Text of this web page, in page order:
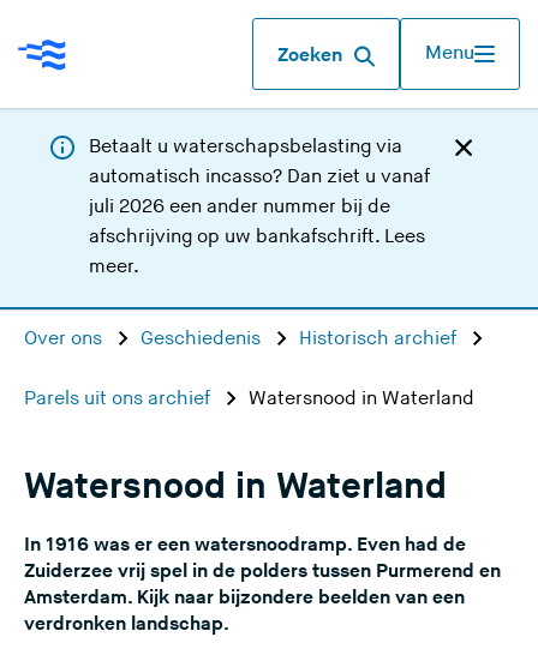
Zoeken Menu
Betaalt u waterschapsbelasting via
automatisch incasso? Dan ziet u vanaf
juli 2026 een ander nummer bij de
afschrijving op uw bankafschrift. Lees
meer.
Over ons Geschiedenis Historisch archief
Parels uit ons archief Watersnood in Waterland
Watersnood in Waterland
In 1916 was er een watersnoodramp. Even had de
Zuiderzee vrij spel in de polders tussen Purmerend en
Amsterdam. Kijk naar bijzondere beelden van een
verdronken landschap.